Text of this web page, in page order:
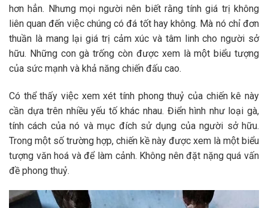
hơn hẳn. Nhưng mọi người nên biết rằng tính giá trị không
liên quan đến việc chúng có đá tốt hay không. Mà nó chỉ đơn
thuần là mang lại giá trị cảm xúc và tâm linh cho người sở
hữu. Những con gà trống còn được xem là một biểu tượng
của sức mạnh và khả năng chiến đấu cao.
Có thể thấy việc xem xét tính phong thuỷ của chiến kê này
cần dựa trên nhiều yếu tố khác nhau. Điển hình như loại gà,
tính cách của nó và mục đích sử dụng của người sở hữu.
Trong một số trường hợp, chiến kề này được xem là một biểu
tượng văn hoá và để làm cảnh. Không nên đặt nặng quá vấn
đề phong thuỷ.